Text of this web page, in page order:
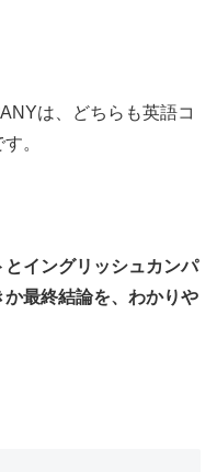
は、どちらも英語コ
。
イングリッシュカンパ
最終結論を、わかりや